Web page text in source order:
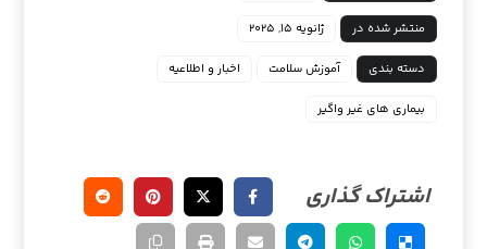
منتشر شده در ژانویه ۱۵, ۲۰۲۵
دسته بندی آموزش سلامت اخبار و اطلاعیه
بیماری های غیر واگیر